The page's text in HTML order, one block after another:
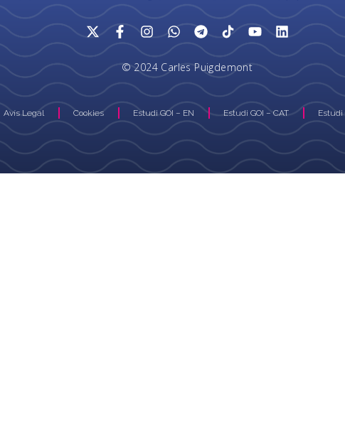
© 2024 Carles Puigdemont
Avís Legal Cookies Estudi GOI – EN Estudi GOI – CAT Estudi